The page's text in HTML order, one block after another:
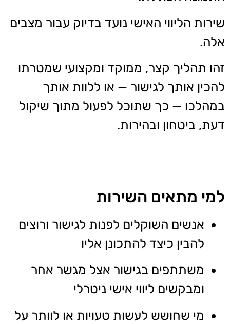
שירות הליווי האישי נועד בדיוק עבור מצבים
אלה.
זהו תהליך קצר, ממוקד ומקצועי שמטרתו
להכין אותך לגישור — או ללוות אותך
במהלכו — כך שתוכל לפעול מתוך שיקול
דעת, ביטחון ובהירות.
למי מתאים השירות
אנשים השוקלים לפנות לגישור ורוצים
להבין כיצד להתכונן אליו
משתתפים בגישור אצל מגשר אחר
ומבקשים ליווי אישי ניטרלי
מי שחושש לעשות טעויות או לוותר על